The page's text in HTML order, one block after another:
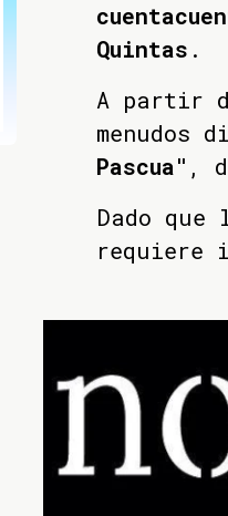
Quintas .
A partir
menudos
Pascua" ,
Dado
requiere